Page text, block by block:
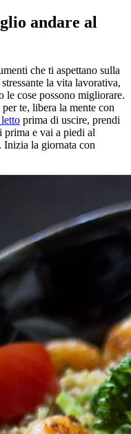
andare al
che ti aspettano sulla
la vita lavorativa,
le cose possono migliorare.
te, libera la mente con
prima di uscire, prendi
prima e vai a piedi al
Inizia la giornata con